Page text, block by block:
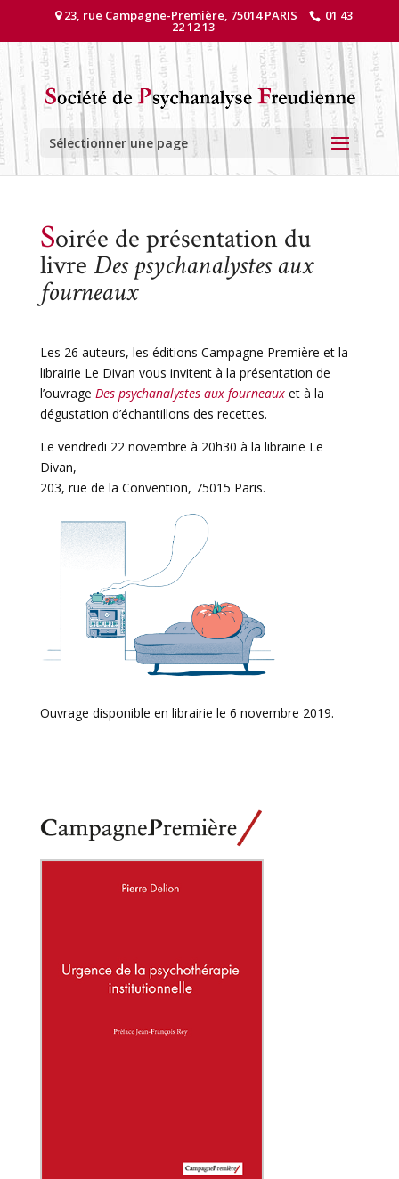
23, rue Campagne-Première, 75014 PARIS 01 43
22 12 13
Sélectionner une page
Soirée de présentation du
livre Des psychanalystes aux
fourneaux
Les 26 auteurs, les éditions Campagne Première et la
librairie Le Divan vous invitent à la présentation de
l’ouvrage Des psychanalystes aux fourneauxet à la
dégustation d’échantillons des recettes.
Le vendredi 22 novembre à 20h30 à la librairie Le
Divan,
203, rue de la Convention, 75015 Paris.
Ouvrage disponible en librairie le 6 novembre 2019.